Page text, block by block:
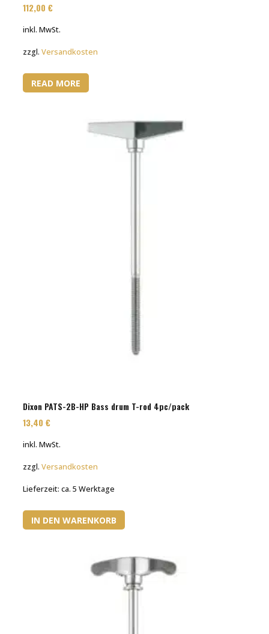
112,00€
inkl. MwSt.
zzgl.Versandkosten
READ MORE
Dixon PATS-2B-HP Bass drum T-rod 4pc/pack
13,40€
inkl. MwSt.
zzgl.Versandkosten
Lieferzeit:ca. 5 Werktage
IN DEN WARENKORB